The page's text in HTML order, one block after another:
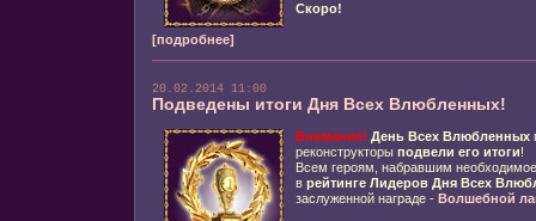
Скоро!
[подробнее]
20.02.2014 11:00
Подведены итоги Дня Всех Влюбленных!
Внимание! День Всех Влюбленных
реконструкторы подвели его итоги!
Всем героям, набравшим необходимое
в рейтинге Лидеров Дня Всех
заслуженной награде - Волшебной